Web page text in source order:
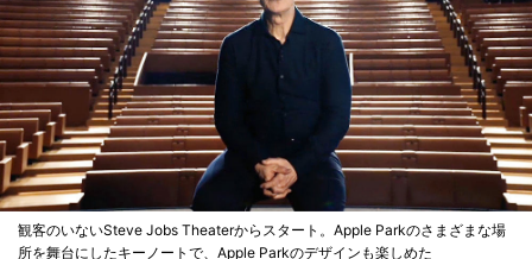
観客のいないSteve Jobs Theaterからスタート。Apple Parkのさまざまな場
所を舞台にしたキーノートで、Apple Parkのデザインも楽しめた